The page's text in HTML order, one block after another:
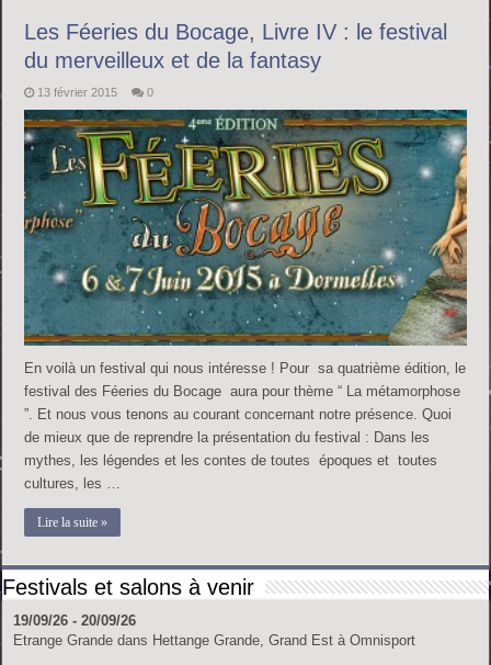
Les Féeries du Bocage, Livre IV : le festival
du merveilleux et de la fantasy
13 février 2015 0
En voilà un festival qui nous intéresse ! Pour sa quatrième édition, le
festival des Féeries du Bocage aura pour thème “ La métamorphose
”. Et nous vous tenons au courant concernant notre présence. Quoi
de mieux que de reprendre la présentation du festival : Dans les
mythes, les légendes et les contes de toutes époques et toutes
cultures, les …
Lire la suite »
Festivals et salons à venir
19/09/26 - 20/09/26
Etrange Grande dans Hettange Grande, Grand Est à Omnisport